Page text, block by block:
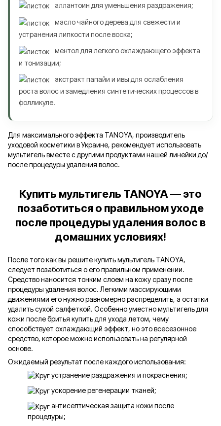
аллантоин для уменьшения раздражения;
масло чайного дерева для свежести и
устранения липкости после воска;
ментол для легкого охлаждающего эффекта
и тонизации;
экстракт папайи и ивы для ослабления
роста волос и замедления синтетических процессов в
фолликуле.
Для максимального эффекта TANOYA, производитель
уходовой косметики в Украине, рекомендует использовать
мультигель вместе с другими продуктами нашей линейки до/
после процедуры удаления волос.
Купить мультигель TANOYA — это
позаботиться о правильном уходе
после процедуры удаления волос в
домашних условиях!
После того как вы решите купить мультигель TANOYA,
следует позаботиться о его правильном применении.
Средство наносится тонким слоем на кожу сразу после
процедуры удаления волос. Легкими массирующими
движениями его нужно равномерно распределить, а остатки
удалить сухой салфеткой. Особенно уместно мультигель для
кожи после бритья купить для ухода летом, чему
способствует охлаждающий эффект, но это всесезонное
средство, которое можно использовать на регулярной
основе.
Ожидаемый результат после каждого использования:
устранение раздражения и покраснения;
ускорение регенерации тканей;
антисептическая защита кожи после
процедуры;